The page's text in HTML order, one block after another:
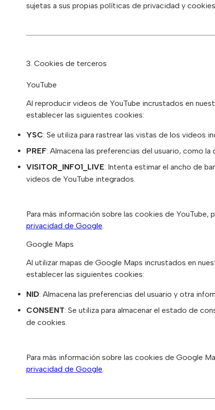
sujetas a sus propias políticas de privacidad y
3. Cookies de terceros
YouTube
Al reproducir videos de YouTube incrustados en
establecer las siguientes cookies:
YSC: Se utiliza para rastrear las vistas de los videos
PREF: Almacena las preferencias del usuario, como
VISITOR_INFO1_LIVE: Intenta estimar el ancho de
videos de YouTube integrados.
Para más información sobre las cookies de YouTube,
privacidad de Google.
Google Maps
Al utilizar mapas de Google Maps incrustados en
establecer las siguientes cookies:
NID: Almacena las preferencias del usuario y otra
CONSENT: Se utiliza para almacenar el estado de
de cookies.
Para más información sobre las cookies de Google
privacidad de Google.